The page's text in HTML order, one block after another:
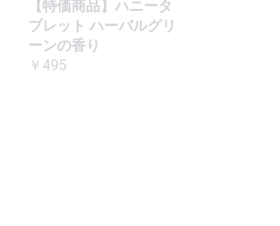
【特価商品】ハニータ
ブレット ハーバルグリ
ーンの香り
￥495